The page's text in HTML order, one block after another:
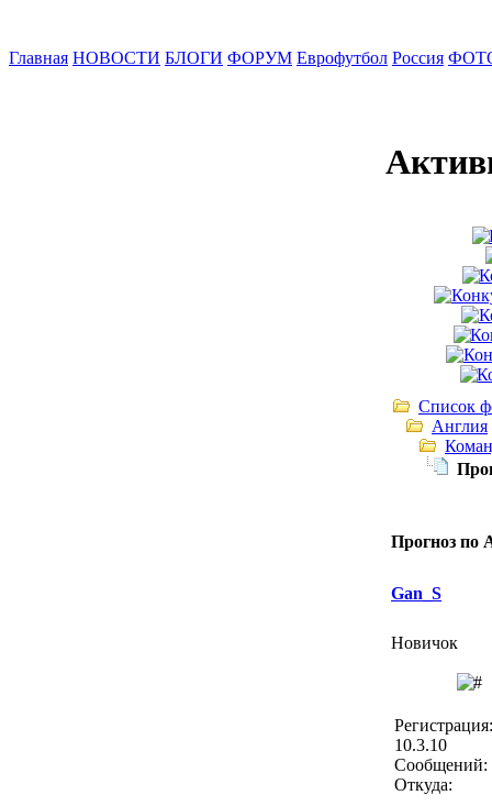
Главная НОВОСТИ БЛОГИ ФОРУМ Еврофутбол Россия
Список
Англия
Прогноз по
Gan_S
Новичок
Регистрация:
10.3.10
Сообщений:
Откуда: